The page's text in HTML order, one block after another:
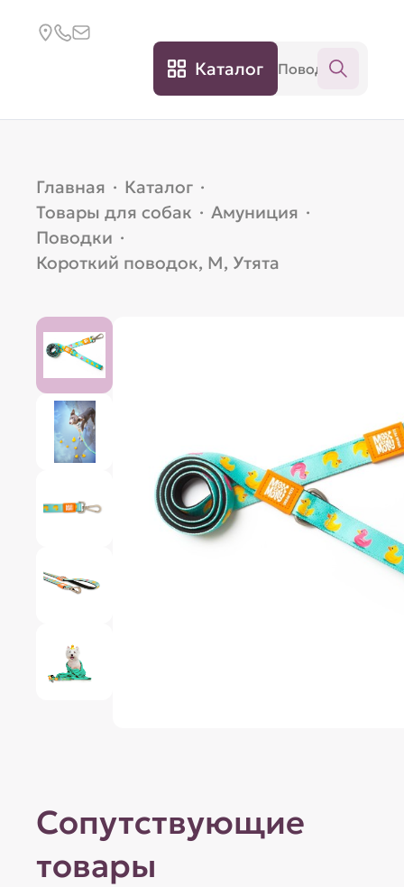
Каталог
Главная · Каталог ·
Товары для собак · Амуниция ·
Поводки ·
Короткий поводок, M, Утята
Сопутствующие
товары